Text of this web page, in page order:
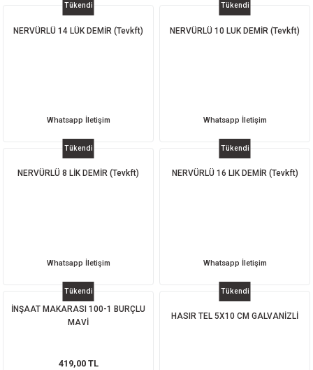
Tükendi
NERVÜRLÜ 14 LÜK DEMİR (Tevkft)
Whatsapp İletişim
Tükendi
NERVÜRLÜ 10 LUK DEMİR (Tevkft)
Whatsapp İletişim
Tükendi
NERVÜRLÜ 8 LİK DEMİR (Tevkft)
Whatsapp İletişim
Tükendi
NERVÜRLÜ 16 LIK DEMİR (Tevkft)
Whatsapp İletişim
Tükendi
İNŞAAT MAKARASI 100-1 BURÇLU
MAVİ
419,00 TL
Tükendi
HASIR TEL 5X10 CM GALVANİZLİ